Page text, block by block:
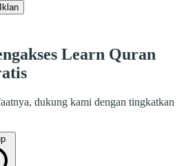
Learn Quran
dukung kami dengan tingkatkan